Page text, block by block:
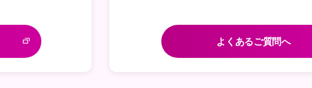
よくあるご質問へ